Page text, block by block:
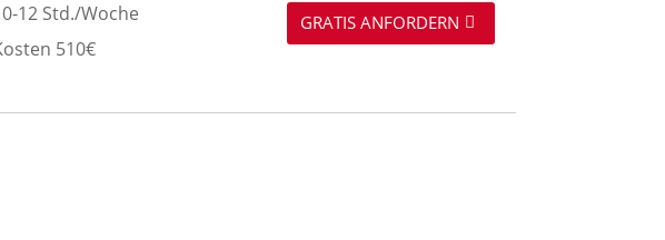
12 Std./Woche
510€
GRATIS ANFORDERN